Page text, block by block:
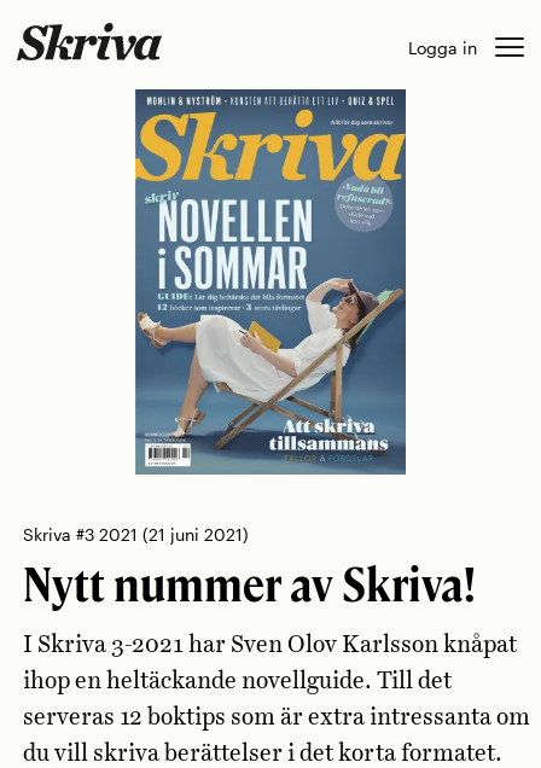
to
Logga in
Skriva #3 2021(21 juni 2021)
Nytt nummer av Skriva!
I Skriva 3-2021 har Sven Olov Karlsson knåpat
ihop en heltäckande novellguide. Till det
serveras 12 boktips som är extra intressanta om
du vill skriva berättelser i det korta formatet.